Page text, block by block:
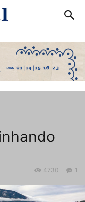
1
4730